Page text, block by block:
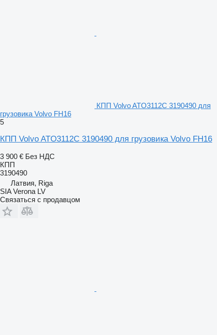
КПП Volvo ATO3112C 3190490 для
грузовика Volvo FH16
5
КПП Volvo ATO3112C 3190490 для грузовика Volvo FH16
3 900 € Без НДС
КПП
3190490
Латвия, Riga
SIA Verona LV
Связаться с продавцом